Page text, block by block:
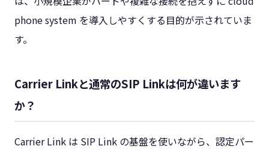
phone system を導入しやすくする目的が示されていま
す。
Carrier Linkと通常のSIP Linkは何が違います
か？
Carrier Link は SIP Link の基盤を使いながら、認定パー